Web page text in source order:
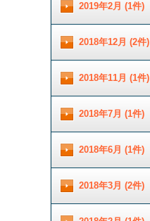
2019年2月 (1件)
2018年12月 (2件)
2018年11月 (1件)
2018年7月 (1件)
2018年6月 (1件)
2018年3月 (2件)